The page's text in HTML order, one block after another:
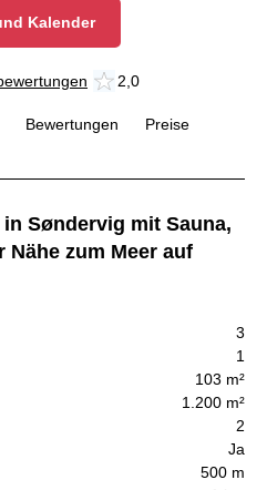
Kalender
2,0
Bewertungen
Preise
Søndervig mit Sauna,
zum Meer auf
3
1
103 m²
1.200 m²
2
Ja
500 m